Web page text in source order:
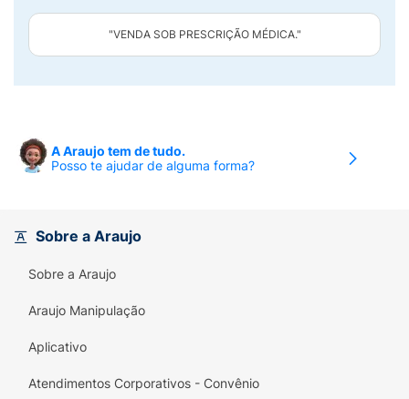
"VENDA SOB PRESCRIÇÃO MÉDICA."
A Araujo tem de tudo.
Posso te ajudar de alguma forma?
Sobre a Araujo
Sobre a Araujo
Araujo Manipulação
Aplicativo
Atendimentos Corporativos - Convênio